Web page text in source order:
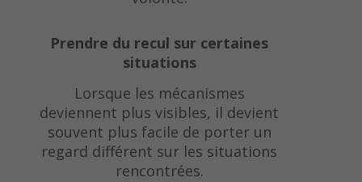
Prendre du recul sur certaines
situations
Lorsque les mécanismes
deviennent plus visibles, il devient
souvent plus facile de porter un
regard différent sur les situations
rencontrées.